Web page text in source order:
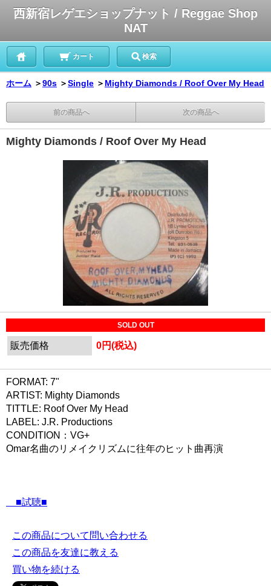
西新宿レゲエショップナット / Reggae Shop
NAT
カート 検索
ホーム ＞90s ＞Single ＞ Mighty Diamonds / Roof Over My Head
前の商品へ 次の商品へ
Mighty Diamonds / Roof Over My Head
SOLD OUT
販売価格 0円(税込)
FORMAT: 7"
ARTIST: Mighty Diamonds
TITTLE: Roof Over My Head
LABEL: J.R. Productions
CONDITION：VG+
Omar名曲のリメイクリズムに往年のヒット曲再演
■試聴■
この商品について問い合わせる
この商品を友達に教える
買い物を続ける